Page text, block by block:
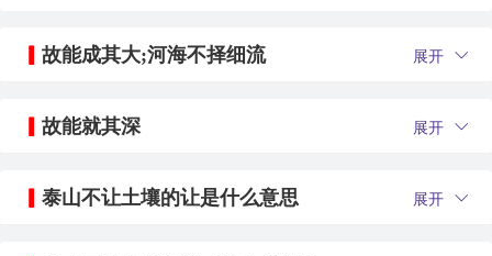
故能成其大;河海不择细流 展开
故能就其深 展开
泰山不让土壤的让是什么意思 展开